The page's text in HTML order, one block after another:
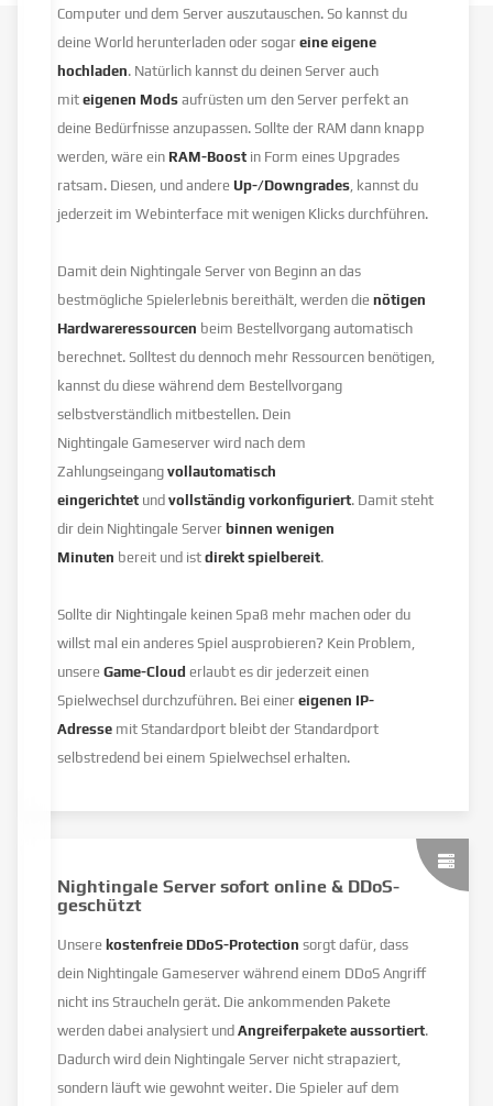
Computer und dem Server auszutauschen. So kannst du
deine World herunterladen oder sogareine eigene
hochladen. Natürlich kannst du deinen Server auch
miteigenen Modsaufrüsten um den Server perfekt an
deine Bedürfnisse anzupassen. Sollte der RAM dann knapp
werden, wäre ein RAM-Boost in Form eines Upgrades
ratsam. Diesen, und andere Up-/Downgrades , kannst du
jederzeit im Webinterface mit wenigen Klicks durchführen.
Damit dein Nightingale Server von Beginn an das
bestmögliche Spielerlebnis bereithält, werden dienötigen
Hardwareressourcen beim Bestellvorgang automatisch
berechnet. Solltest du dennoch mehr Ressourcen benötigen,
kannst du diese während dem Bestellvorgang
selbstverständlich mitbestellen. Dein
Nightingale Gameserver wird nach dem
Zahlungseingangvollautomatisch
eingerichtet undvollständig vorkonfiguriert. Damit steht
dir dein Nightingale Serverbinnen wenigen
Minuten bereit und istdirekt spielbereit.
Sollte dir Nightingale keinen Spaß mehr machen oder du
willst mal ein anderes Spiel ausprobieren? Kein Problem,
unsereGame-Cloud erlaubt es dir jederzeit einen
Spielwechsel durchzuführen. Bei einereigenen IP-
Adresse mit Standardport bleibt der Standardport
selbstredend bei einem Spielwechsel erhalten.
Nightingale Server sofort online & DDoS-
geschützt
Unserekostenfreie DDoS-Protection sorgt dafür, dass
dein Nightingale Gameserver während einem DDoS Angriff
nicht ins Straucheln gerät. Die ankommenden Pakete
werden dabei analysiert undAngreiferpakete aussortiert.
Dadurch wird dein Nightingale Server nicht strapaziert,
sondern läuft wie gewohnt weiter. Die Spieler auf dem